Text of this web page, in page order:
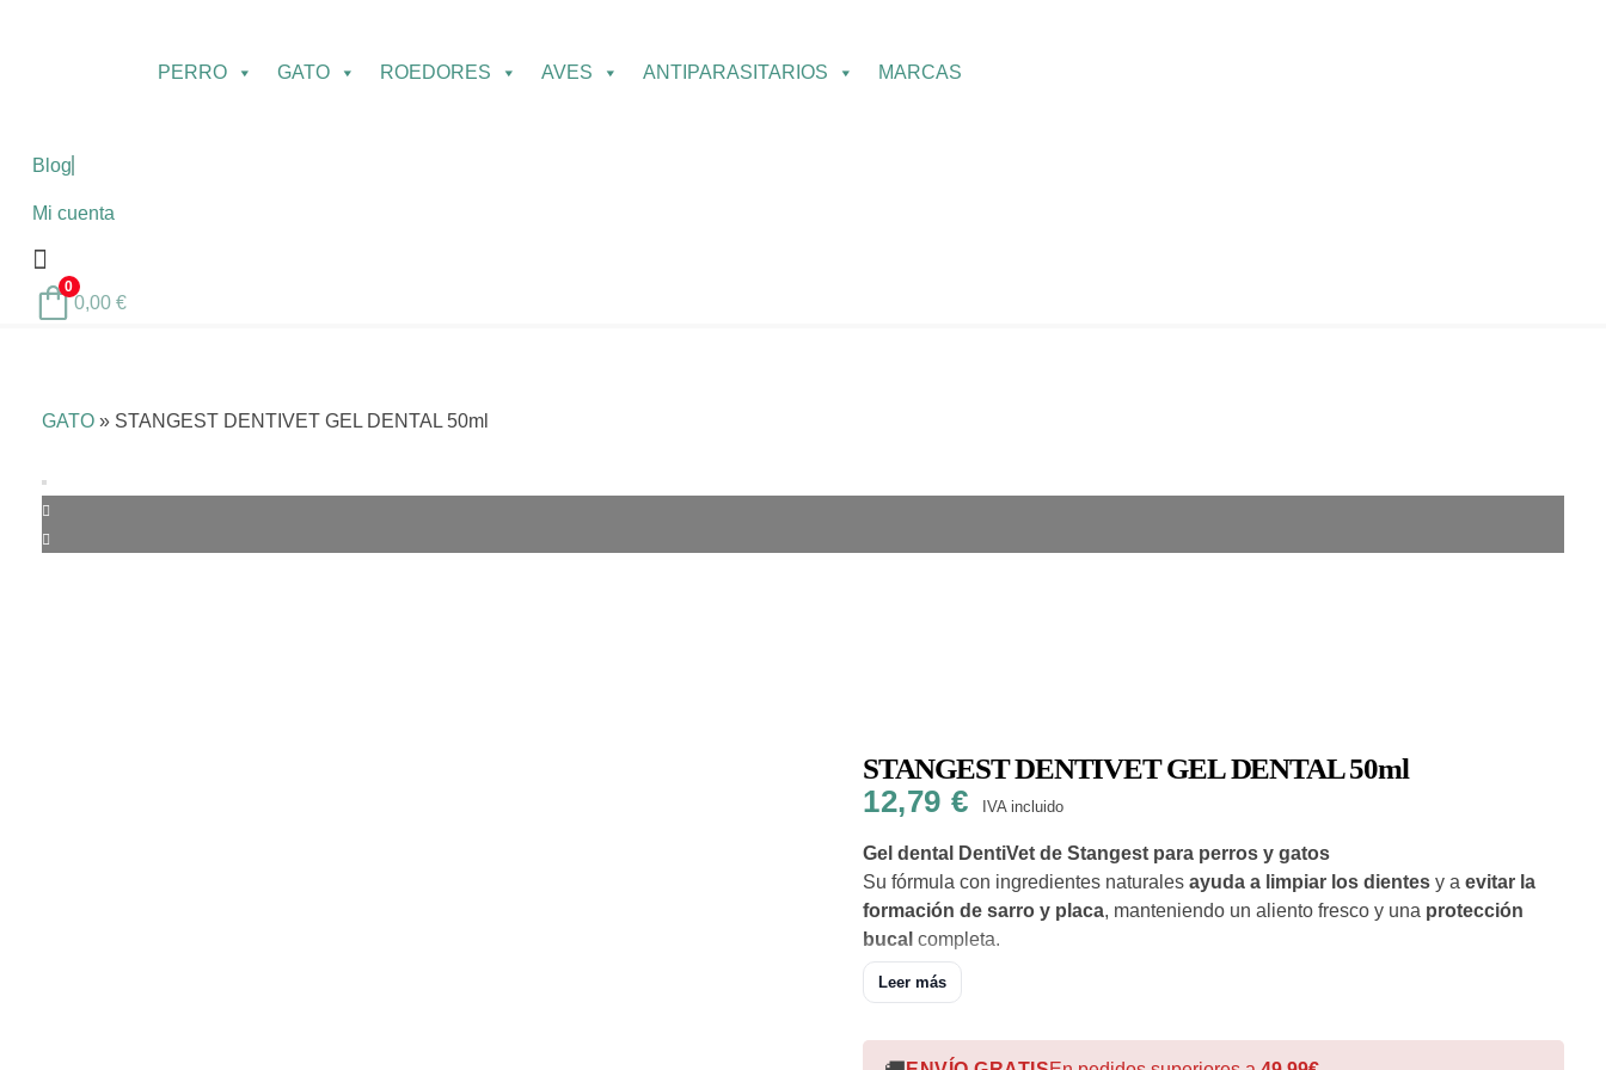
PERRO GATO ROEDORES AVES ANTIPARASITARIOS MARCAS
Blog
Mi cuenta
0
0,00 €
GATO » STANGEST DENTIVET GEL DENTAL 50ml
STANGEST DENTIVET GEL DENTAL 50ml
12,79 € IVA incluido
Gel dental DentiVet de Stangest para perros y gatos
Su fórmula con ingredientes naturales ayuda a limpiar los dientes y a evitar la
formación de sarro y placa, manteniendo un aliento fresco y una protección
bucal completa.
Protección natural avanzada
ingrediente activo natural de alta calidad extraído a través de un proceso único patentado
Leer más